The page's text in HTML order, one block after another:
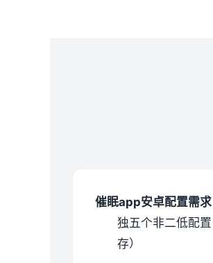
催眠app安卓配置需求
​独五个非二低配置​
存）